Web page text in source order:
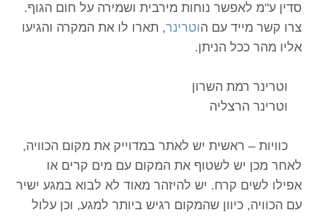
סדין ע"מ לאפשר נוחות מירבית ושמירה על חום הגוף.
צרו קשר מייד עם הוטרינר, תארו לו את המקרה והגיעו
אליו מהר ככל הניתן.
וטרינר רמת השרון
וטרינר הרצליה
כוויות – ראשית יש לאתר במדוייק את מקום הכוויה,
לאחר מכן יש לשטוף את המקום עם מים קרים או
אפילו לשים קרח. יש להיזהר מאוד לא לבוא במגע ישיר
עם הכוויה, כיוון שהמקום רגיש ביותר למגע, וכן עלול